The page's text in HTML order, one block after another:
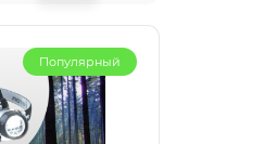
Популярный